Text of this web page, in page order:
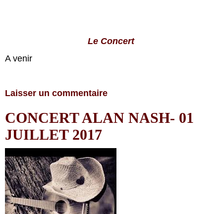
Le Concert
A venir
Laisser un commentaire
CONCERT ALAN NASH- 01
JUILLET 2017